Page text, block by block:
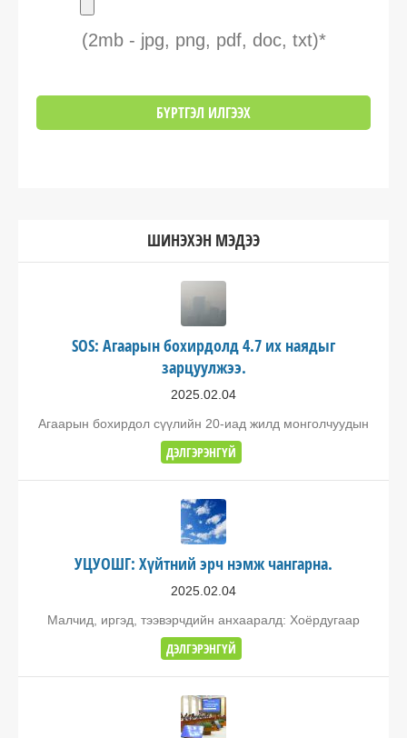
(2mb - jpg, png, pdf, doc, txt)*
ШИНЭХЭН МЭДЭЭ
SOS: Агаарын бохирдолд 4.7 их наядыг
зарцуулжээ.
2025.02.04
Агаарын бохирдол сүүлийн 20-иад жилд монголчуудын
ДЭЛГЭРЭНГҮЙ
УЦУОШГ: Хүйтний эрч нэмж чангарна.
2025.02.04
Малчид, иргэд, тээвэрчдийн анхааралд: Хоёрдугаар
ДЭЛГЭРЭНГҮЙ